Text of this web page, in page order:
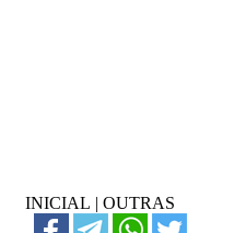
INICIAL | OUTRAS